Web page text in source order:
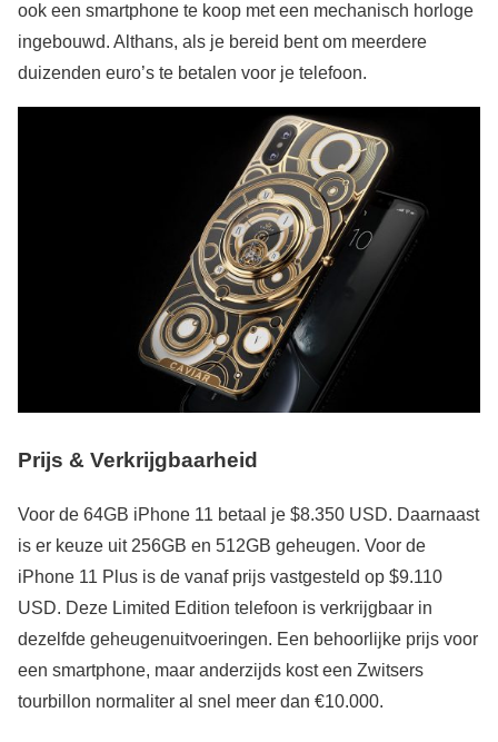
ook een smartphone te koop met een mechanisch horloge
ingebouwd. Althans, als je bereid bent om meerdere
duizenden euro’s te betalen voor je telefoon.
Prijs & Verkrijgbaarheid
Voor de 64GB iPhone 11 betaal je $8.350 USD. Daarnaast
is er keuze uit 256GB en 512GB geheugen. Voor de
iPhone 11 Plus is de vanaf prijs vastgesteld op $9.110
USD. Deze Limited Edition telefoon is verkrijgbaar in
dezelfde geheugenuitvoeringen. Een behoorlijke prijs voor
een smartphone, maar anderzijds kost een Zwitsers
tourbillon normaliter al snel meer dan €10.000.